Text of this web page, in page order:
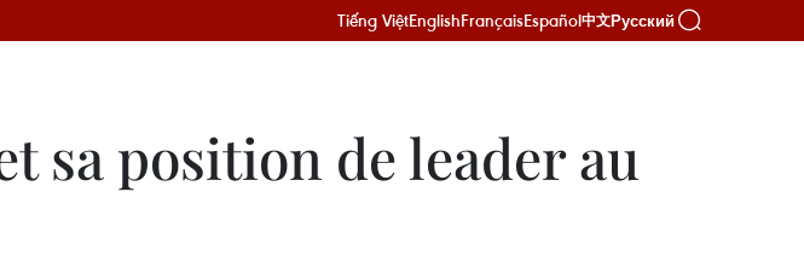
Tiếng ViệtEnglishFrançaisEspañol中文Русский
sa position de leader au